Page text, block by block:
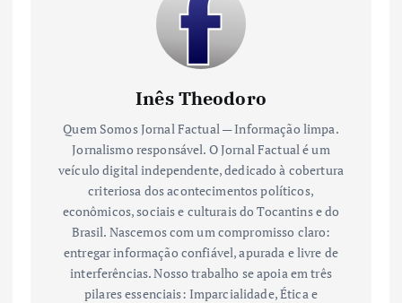
Inês Theodoro
Quem Somos Jornal Factual — Informação limpa.
Jornalismo responsável. O Jornal Factual é um
veículo digital independente, dedicado à cobertura
criteriosa dos acontecimentos políticos,
econômicos, sociais e culturais do Tocantins e do
Brasil. Nascemos com um compromisso claro:
entregar informação confiável, apurada e livre de
interferências. Nosso trabalho se apoia em três
pilares essenciais: Imparcialidade, Ética e